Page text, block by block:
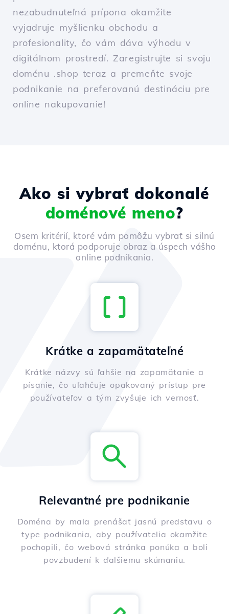
nezabudnuteľná prípona okamžite
vyjadruje myšlienku obchodu a
profesionality, čo vám dáva výhodu v
digitálnom prostredí. Zaregistrujte si svoju
doménu .shop teraz a premeňte svoje
podnikanie na preferovanú destináciu pre
online nakupovanie!
Ako si vybrať dokonalé
doménové meno?
Osem kritérií, ktoré vám pomôžu vybrať si silnú
doménu, ktorá podporuje obraz a úspech vášho
online podnikania.
Krátke a zapamätateľné
Krátke názvy sú ľahšie na zapamätanie a
písanie, čo uľahčuje opakovaný prístup pre
používateľov a tým zvyšuje ich vernosť.
Relevantné pre podnikanie
Doména by mala prenášať jasnú predstavu o
type podnikania, aby používatelia okamžite
pochopili, čo webová stránka ponúka a boli
povzbudení k ďalšiemu skúmaniu.